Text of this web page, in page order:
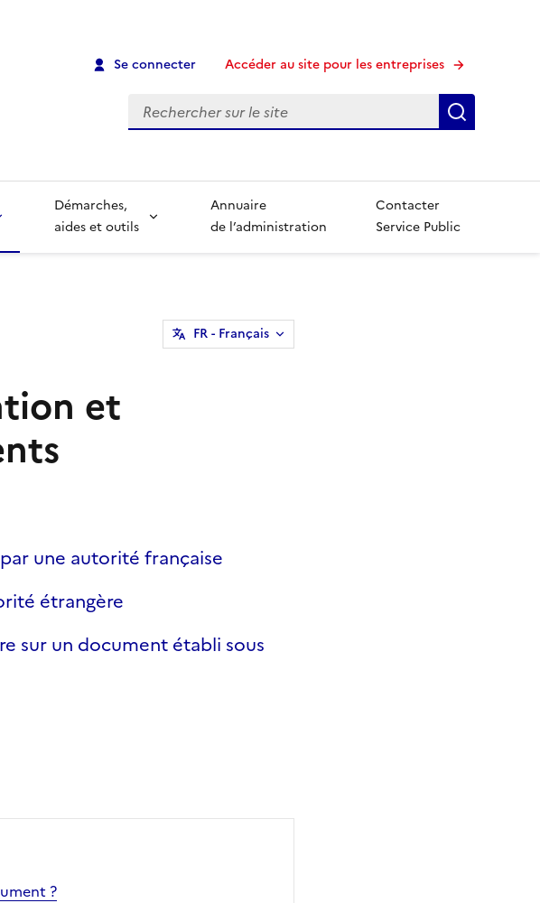
Se connecter Accéder au site pour les entreprises
Recherche
Démarches,
aides et outils
Annuaire
de l’administration
Contacter
Service Public
FR- Français
et
une autorité française
étrangère
sur un document établi sous
?